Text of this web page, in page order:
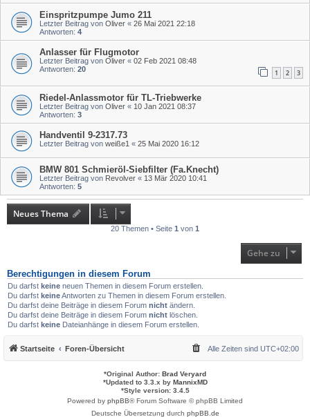
Einspritzpumpe Jumo 211
Letzter Beitrag von Oliver « 26 Mai 2021 22:18
Antworten: 4
Anlasser für Flugmotor
Letzter Beitrag von Oliver « 02 Feb 2021 08:48
Antworten: 20 1 2 3
Riedel-Anlassmotor für TL-Triebwerke
Letzter Beitrag von Oliver « 10 Jan 2021 08:37
Antworten: 3
Handventil 9-2317.73
Letzter Beitrag von weiße1 « 25 Mai 2020 16:12
BMW 801 Schmieröl-Siebfilter (Fa.Knecht)
Letzter Beitrag von Revolver « 13 Mär 2020 10:41
Antworten: 5
Neues Thema
20 Themen • Seite 1 von 1
Gehe zu
Berechtigungen in diesem Forum
Du darfst keine neuen Themen in diesem Forum erstellen.
Du darfst keineAntworten zu Themen in diesem Forum erstellen.
Du darfst deine Beiträge in diesem Forum nicht ändern.
Du darfst deine Beiträge in diesem Forum nicht löschen.
Du darfst keine Dateianhänge in diesem Forum erstellen.
Startseite Foren-Übersicht Alle Zeiten sind UTC+02:00
*Original Author: Brad Veryard
*Updated to 3.3.x by MannixMD
*Style version: 3.4.5
Powered by phpBB® Forum Software © phpBB Limited
Deutsche Übersetzung durch phpBB.de